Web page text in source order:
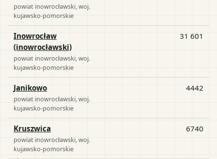
powiat inowrocławski , woj.
kujawsko-pomorskie
Inowrocław
(inowrocławski)
powiat inowrocławski , woj.
kujawsko-pomorskie
31 601
Janikowo
powiat inowrocławski , woj.
kujawsko-pomorskie
4442
Kruszwica
powiat inowrocławski , woj.
kujawsko-pomorskie
6740